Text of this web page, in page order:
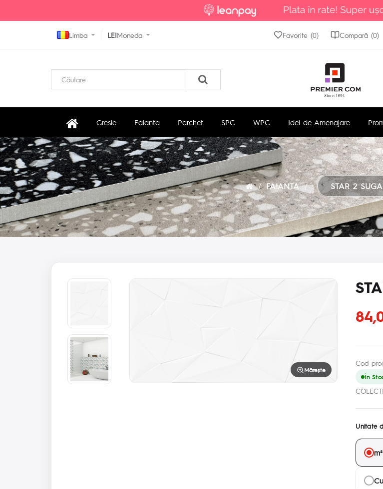
Limba LEIMoneda Favorite (0) Compară (0)
Gresie Faianta Parchet SPC WPC Idei de Amenajare
FAIANTA STAR 2
Mărește
Cod
În
Unitate